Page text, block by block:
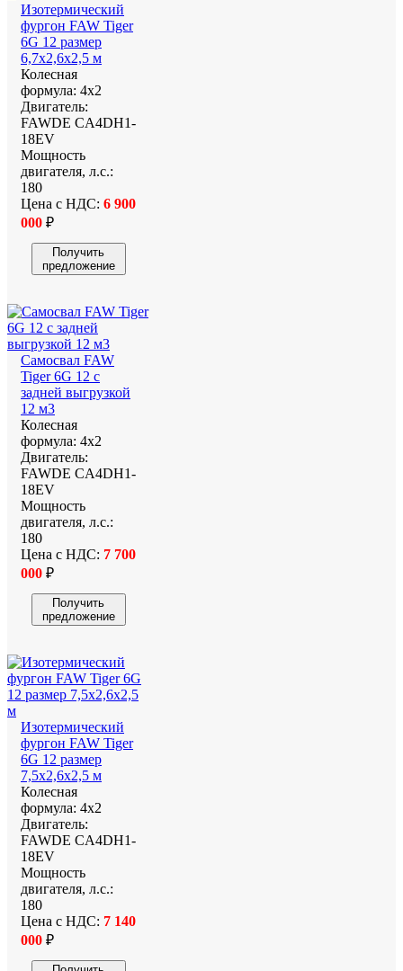
Изотермический
фургон FAW Tiger
6G 12 размер
6,7x2,6x2,5 м
Колесная
формула: 4х2
Двигатель:
FAWDE CA4DH1-
18EV
Мощность
двигателя, л.с.:
180
Цена с НДС: 6 900
000 ₽
Получить
предложение
Самосвал FAW
Tiger 6G 12 с
задней выгрузкой
12 м3
Колесная
формула: 4х2
Двигатель:
FAWDE CA4DH1-
18EV
Мощность
двигателя, л.с.:
180
Цена с НДС: 7 700
000 ₽
Получить
предложение
Изотермический
фургон FAW Tiger
6G 12 размер
7,5x2,6x2,5 м
Колесная
формула: 4х2
Двигатель:
FAWDE CA4DH1-
18EV
Мощность
двигателя, л.с.:
180
Цена с НДС: 7 140
000 ₽